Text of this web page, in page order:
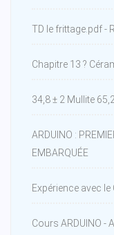
TD le frittage.pdf -
Chapitre 13 ?
34,8 ± 2 Mullite
ARDUINO :
EMBARQUÉE
Expérience avec le
Cours ARDUINO -